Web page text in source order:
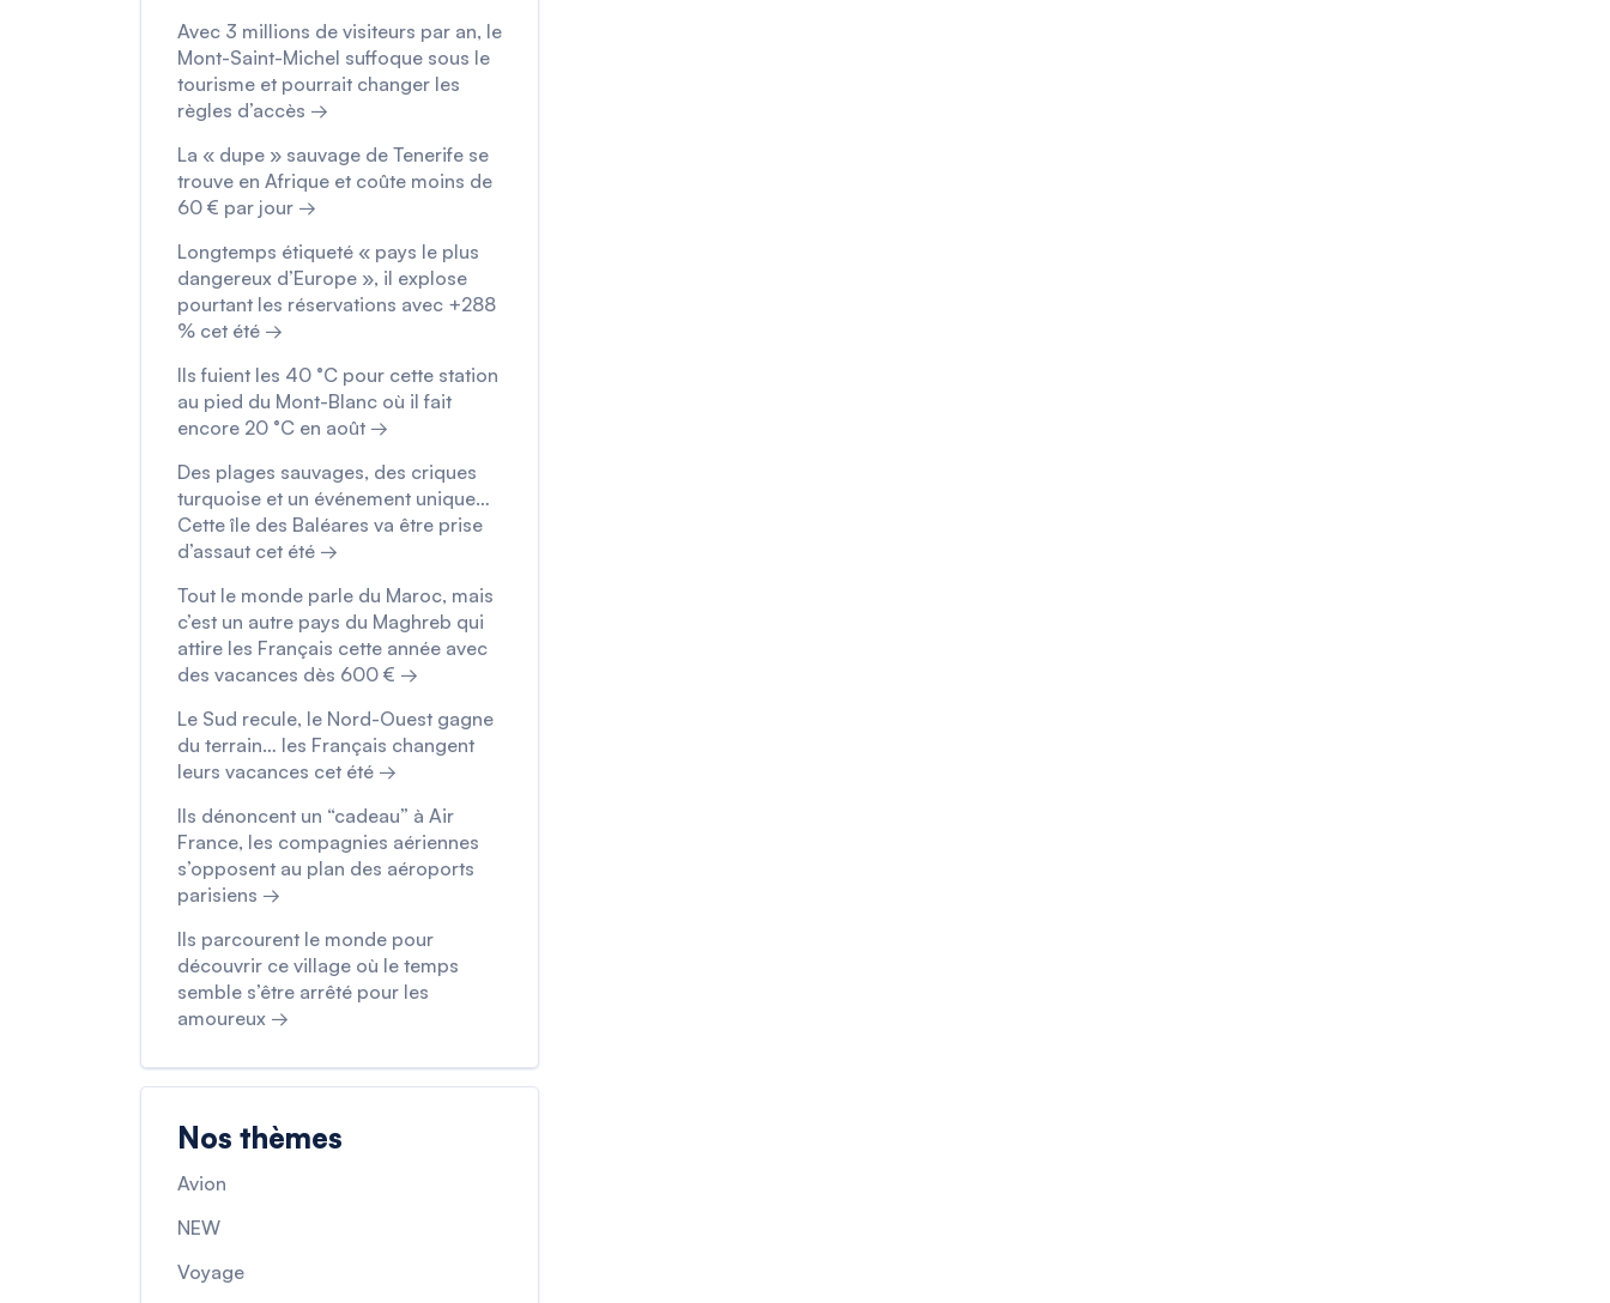
Avec 3 millions de visiteurs par an, le
Mont-Saint-Michel suffoque sous le
tourisme et pourrait changer les
règles d’accès →
La « dupe » sauvage de Tenerife se
trouve en Afrique et coûte moins de
60 € par jour →
Longtemps étiqueté « pays le plus
dangereux d’Europe », il explose
pourtant les réservations avec +288
% cet été →
Ils fuient les 40 °C pour cette station
au pied du Mont-Blanc où il fait
encore 20 °C en août →
Des plages sauvages, des criques
turquoise et un événement unique…
Cette île des Baléares va être prise
d’assaut cet été →
Tout le monde parle du Maroc, mais
c’est un autre pays du Maghreb qui
attire les Français cette année avec
des vacances dès 600 € →
Le Sud recule, le Nord-Ouest gagne
du terrain… les Français changent
leurs vacances cet été →
Ils dénoncent un “cadeau” à Air
France, les compagnies aériennes
s’opposent au plan des aéroports
parisiens →
Ils parcourent le monde pour
découvrir ce village où le temps
semble s’être arrêté pour les
amoureux →
Nos thèmes
Avion
NEW
Voyage